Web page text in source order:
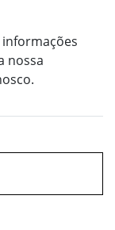
informações
nossa